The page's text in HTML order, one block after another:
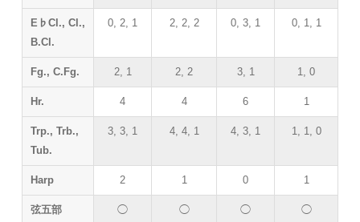
E♭Cl., Cl.,
B.Cl.
0, 2, 1 2, 2, 2 0, 3, 1 0, 1, 1
Fg., C.Fg. 2, 1 2, 2 3, 1 1, 0
Hr. 4 4 6 1
Trp., Trb.,
Tub.
3, 3, 1 4, 4, 1 4, 3, 1 1, 1, 0
Harp 2 1 0 1
弦五部 ◯ ◯ ◯ ◯